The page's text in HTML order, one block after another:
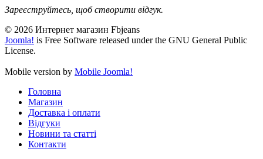
Зареєструйтесь, щоб створити відгук.
© 2026 Интернет магазин Fbjeans
Joomla! is Free Software released under the GNU General Public
License.
Mobile version by Mobile Joomla!
Головна
Магазин
Доставка і оплати
Відгуки
Новини та статті
Контакти